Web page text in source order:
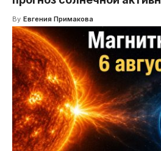
By Евгения Примакова